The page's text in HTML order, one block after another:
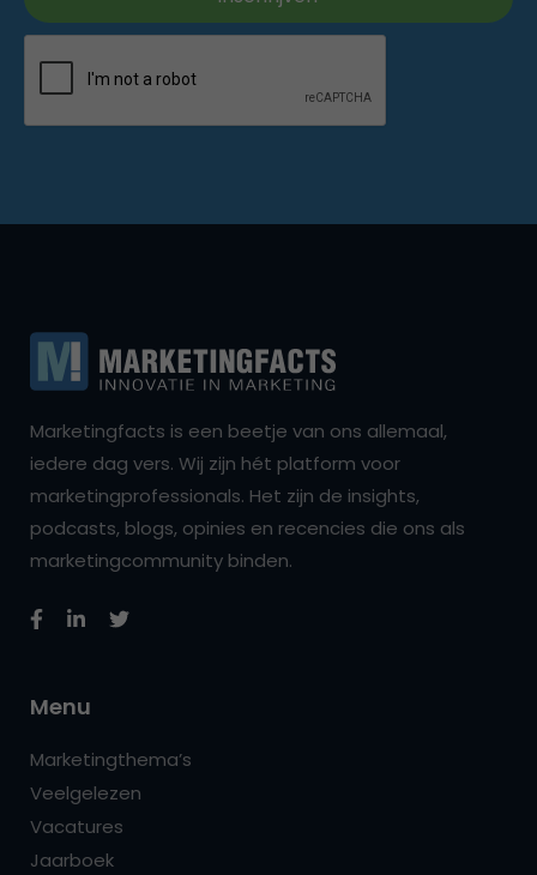
Marketingfacts is een beetje van ons allemaal,
iedere dag vers. Wij zijn hét platform voor
marketingprofessionals. Het zijn de insights,
podcasts, blogs, opinies en recencies die ons als
marketingcommunity binden.
Menu
Marketingthema’s
Veelgelezen
Vacatures
Jaarboek